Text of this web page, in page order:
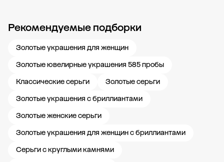
Рекомендуемые подборки
Золотые украшения для женщин
Золотые ювелирные украшения 585 пробы
Классические серьги
Золотые серьги
Золотые украшения с бриллиантами
Золотые женские серьги
Золотые украшения для женщин с бриллиантами
Серьги с круглыми камнями
Новости компании Журнал ЗОЛОТОЙ Блог